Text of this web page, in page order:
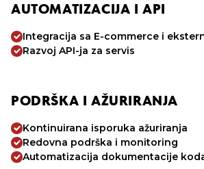
AUTOMATIZACIJA I API
Integracija sa E-commerce i
Razvoj API-ja za servis
PODRŠKA I AŽURIRANJA
Kontinuirana isporuka ažuriranja
Redovna podrška i monitoring
Automatizacija dokumentacije